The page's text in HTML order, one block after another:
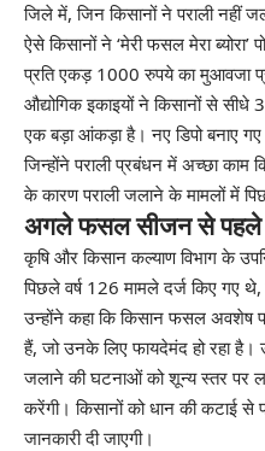
जिले में, जिन किसानों ने पराली
ऐसे किसानों ने ‘मेरी फसल मेरा
प्रति एकड़ 1000 रुपये का मुआवजा
औद्योगिक इकाइयों ने किसानों से सीधे
एक बड़ा आंकड़ा है। नए डिपो बनाए
जिन्होंने पराली प्रबंधन में अच्छा
के कारण पराली जलाने के मामलों में
अगले फसल सीजन से पहले
कृषि और किसान कल्याण विभाग के
पिछले वर्ष 126 मामले दर्ज किए गए
उन्होंने कहा कि किसान फसल अवशेष
हैं, जो उनके लिए फायदेमंद हो रहा है।
जलाने की घटनाओं को शून्य स्तर पर
करेंगी। किसानों को धान की कटाई से
जानकारी दी जाएगी।